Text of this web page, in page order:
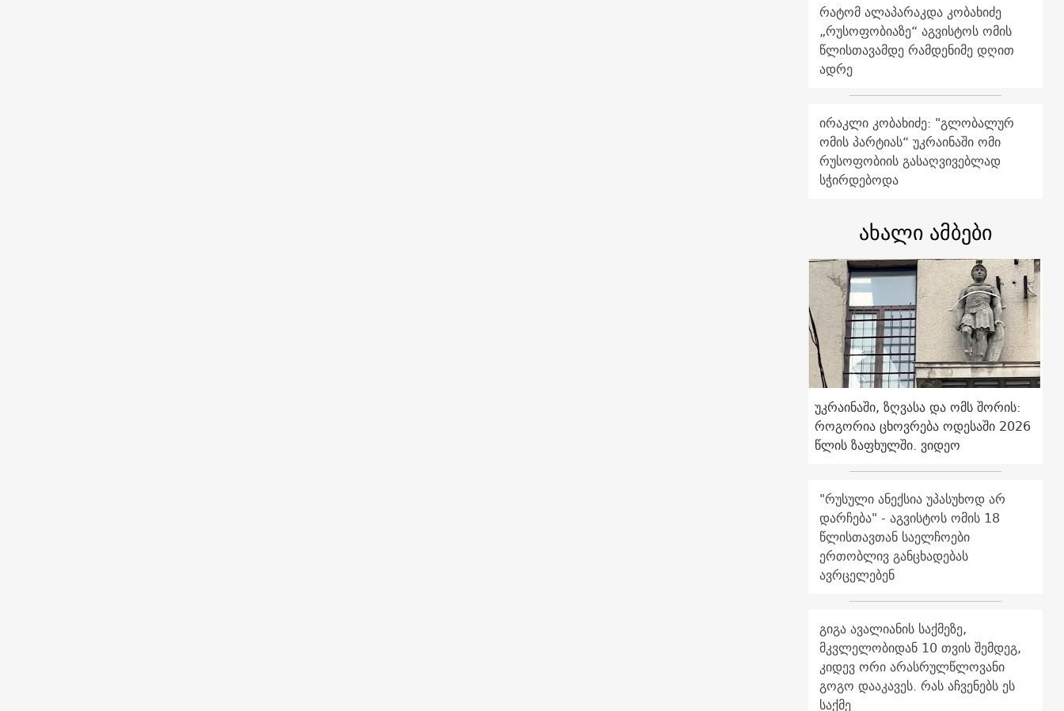
რატომ ალაპარაკდა კობახიძე
„რუსოფობიაზე“ აგვისტოს ომის
წლისთავამდე რამდენიმე დღით
ადრე
ირაკლი კობახიძე: "გლობალურ
ომის პარტიას“ უკრაინაში ომი
რუსოფობიის გასაღვივებლად
სჭირდებოდა
ახალი ამბები
უკრაინაში, ზღვასა და ომს შორის:
როგორია ცხოვრება ოდესაში 2026
წლის ზაფხულში. ვიდეო
"რუსული ანექსია უპასუხოდ არ
დარჩება" - აგვისტოს ომის 18
წლისთავთან საელჩოები
ერთობლივ განცხადებას
ავრცელებენ
გიგა ავალიანის საქმეზე,
მკვლელობიდან 10 თვის შემდეგ,
კიდევ ორი არასრულწლოვანი
გოგო დააკავეს. რას აჩვენებს ეს
საქმე